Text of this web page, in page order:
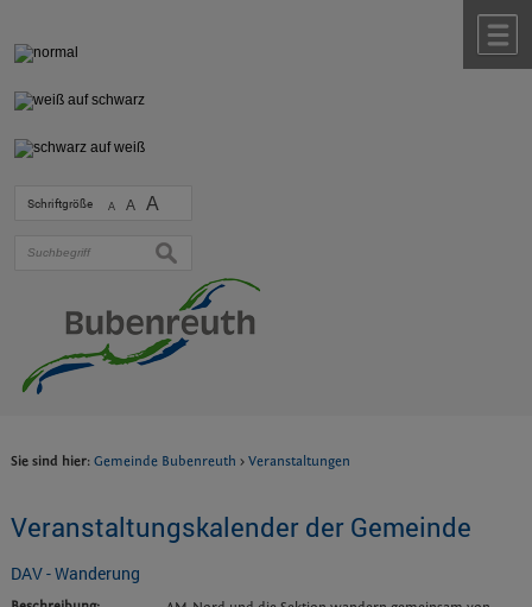
Schriftgröße A A A
suchen
Sie sind hier: Gemeinde Bubenreuth > Veranstaltungen
Veranstaltungskalender der Gemeinde
DAV - Wanderung